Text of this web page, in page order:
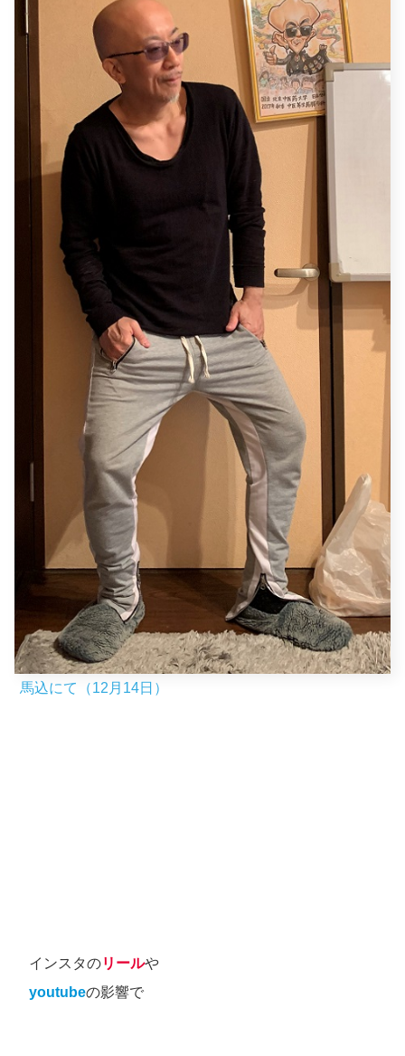
馬込にて（12月14日）
インスタのリールや
youtubeの影響で